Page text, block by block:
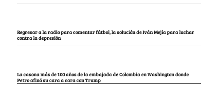
Regresar a la radio para comentar fútbol, la solución de Iván Mejía para luchar
contra la depresión
La casona más de 100 años de la embajada de Colombia en Washington donde
Petro afinó su cara a cara con Trump